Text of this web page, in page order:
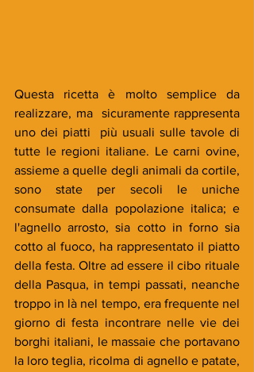
Questa ricetta è molto semplice da
realizzare, ma  sicuramente rappresenta
uno dei piatti  più usuali sulle tavole di
tutte le regioni italiane. Le carni ovine,
assieme a quelle degli animali da cortile,
sono state per secoli le uniche
consumate dalla popolazione italica; e
l'agnello arrosto, sia cotto in forno sia
cotto al fuoco, ha rappresentato il piatto
della festa. Oltre ad essere il cibo rituale
della Pasqua, in tempi passati, neanche
troppo in là nel tempo, era frequente nel
giorno di festa incontrare nelle vie dei
borghi italiani, le massaie che portavano
la loro teglia, ricolma di agnello e patate,